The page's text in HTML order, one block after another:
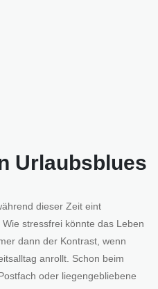
Urlaubsblues
dieser Zeit eint
stressfrei könnte das Leben
dann der Kontrast, wenn
anrollt. Schon beim
oder liegengebliebene